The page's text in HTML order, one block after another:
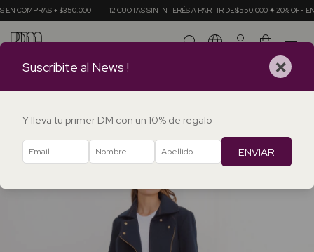
COMPRAS + $350.000 12 CUOTAS SIN INTERÉS A PARTIR DE $550.000 ✦ 20% OFF EN
0
Suscribite al News ! ×
Y lleva tu primer DM con un 10% de regalo
ENVIAR